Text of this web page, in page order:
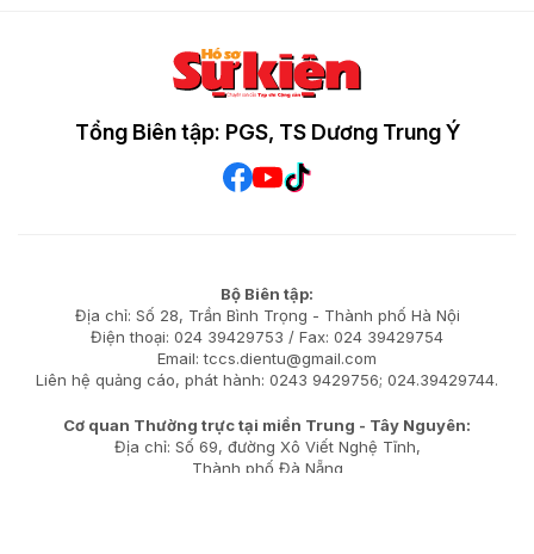
Tổng Biên tập: PGS, TS Dương Trung Ý
Bộ Biên tập:
Địa chỉ: Số 28, Trần Bình Trọng - Thành phố Hà Nội
Điện thoại: 024 39429753 / Fax: 024 39429754
Email: tccs.dientu@gmail.com
Liên hệ quảng cáo, phát hành: 0243 9429756; 024.39429744.
Cơ quan Thường trực tại miền Trung - Tây Nguyên:
Địa chỉ: Số 69, đường Xô Viết Nghệ Tĩnh,
Thành phố Đà Nẵng